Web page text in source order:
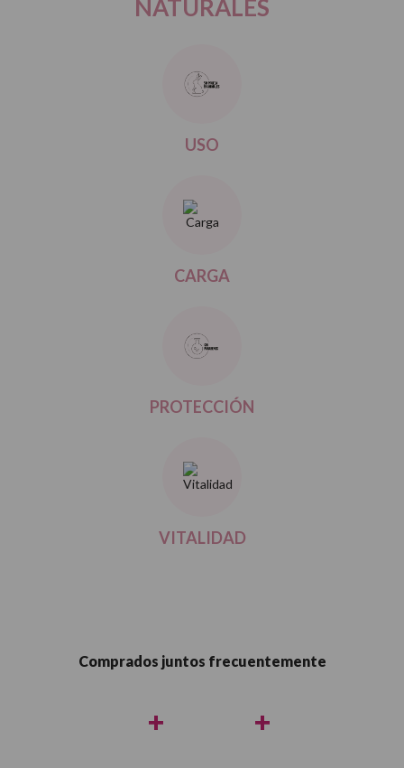
NATURALES
USO
CARGA
PROTECCIÓN
VITALIDAD
Comprados juntos frecuentemente
+ +